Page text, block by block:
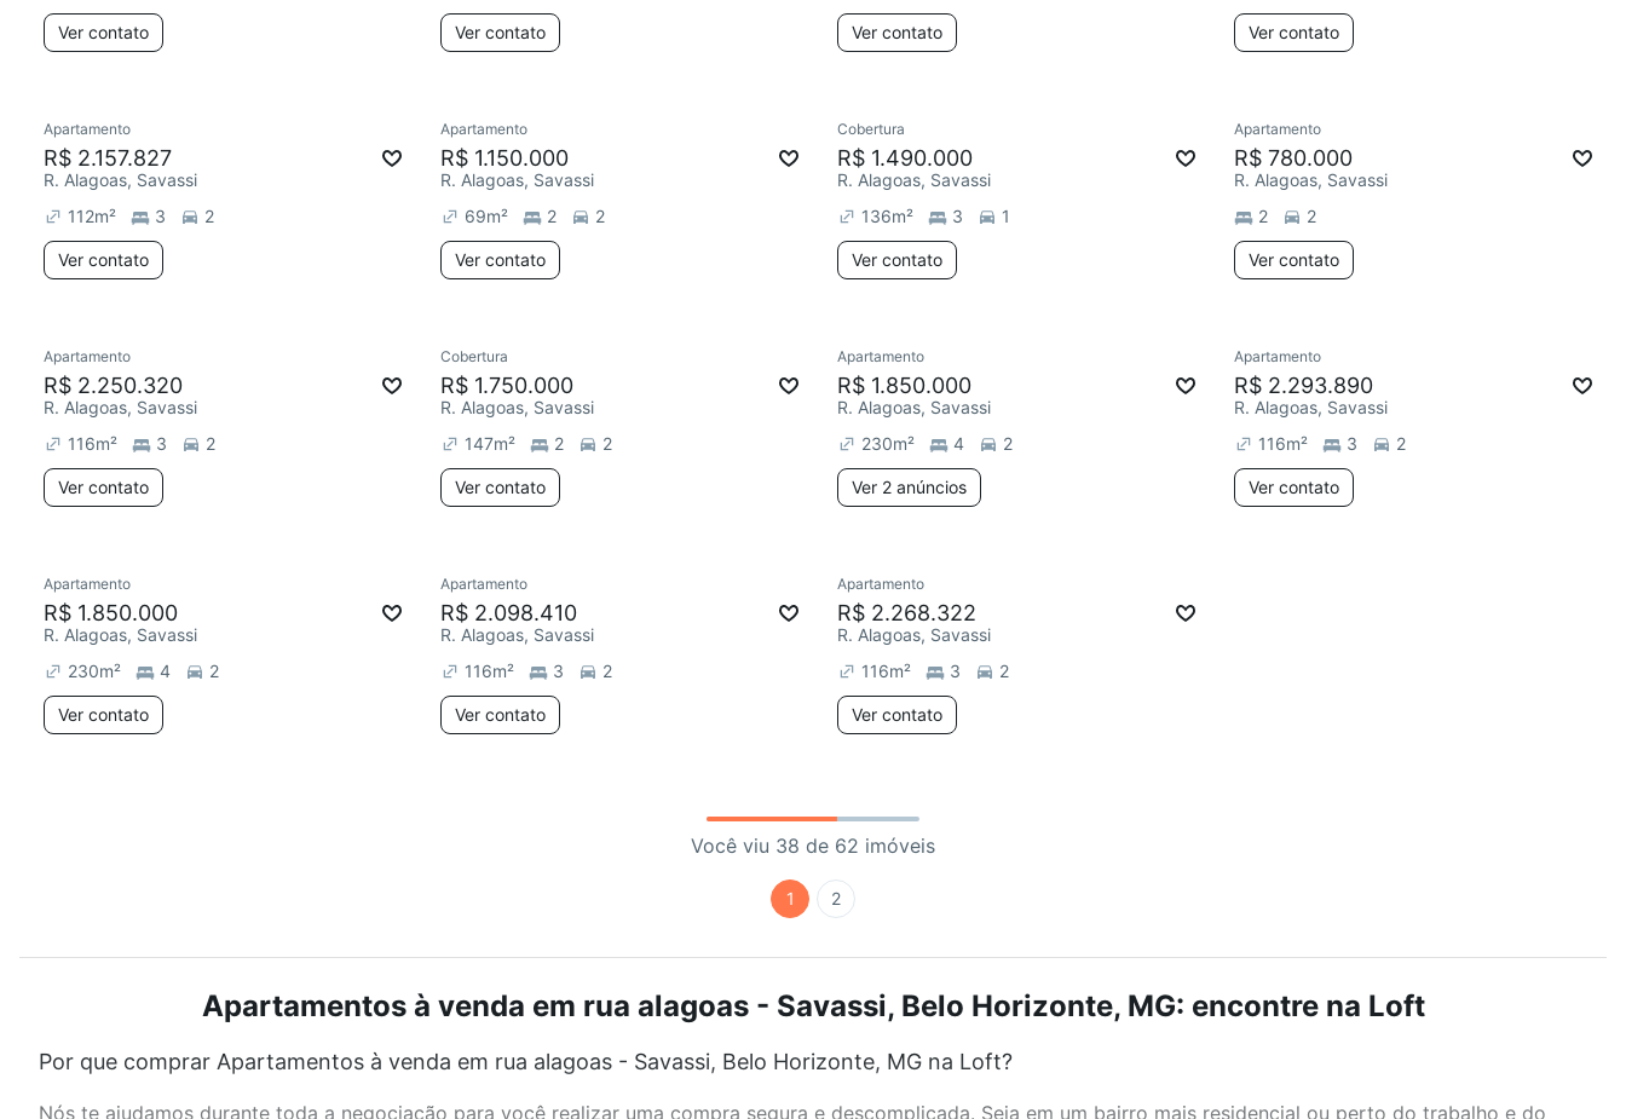
Ver contato Ver contato Ver contato Ver contato
Apartamento
R$ 2.157.827
R. Alagoas, Savassi
112m² 3 2
Ver contato
Apartamento
R$ 1.150.000
R. Alagoas, Savassi
69m² 2 2
Ver contato
Cobertura
R$ 1.490.000
R. Alagoas, Savassi
136m² 3 1
Ver contato
Apartamento
R$ 780.000
R. Alagoas, Savassi
2
2
Ver contato
Apartamento
R$ 2.250.320
R. Alagoas, Savassi
116m² 3 2
Ver contato
Cobertura
R$ 1.750.000
R. Alagoas, Savassi
147m² 2 2
Ver contato
Apartamento
R$ 1.850.000
R. Alagoas, Savassi
230m² 4 2
Ver 2 anúncios
Apartamento
R$ 2.293.890
R. Alagoas, Savassi
116m² 3 2
Ver contato
Apartamento
R$ 1.850.000
R. Alagoas, Savassi
230m² 4 2
Ver contato
Apartamento
R$ 2.098.410
R. Alagoas, Savassi
116m² 3 2
Ver contato
Apartamento
R$ 2.268.322
R. Alagoas, Savassi
116m² 3 2
Ver contato
Você viu 38 de 62 imóveis
1 2
Apartamentos à venda em rua alagoas - Savassi, Belo Horizonte, MG: encontre na Loft
Por que comprar Apartamentos à venda em rua alagoas - Savassi, Belo Horizonte, MG na Loft?
Nós te ajudamos durante toda a negociação para você realizar uma compra segura e descomplicada. Seja em um bairro mais residencial ou perto do trabalho e do